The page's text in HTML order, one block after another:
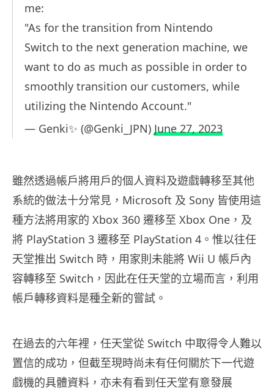
me:
"As for the transition from Nintendo
Switch to the next generation machine, we
want to do as much as possible in order to
smoothly transition our customers, while
utilizing the Nintendo Account."
— Genki✨ (@Genki_JPN) June 27, 2023
雖然透過帳戶將用戶的個人資料及遊戲轉移至其他
系統的做法十分常見，Microsoft 及 Sony 皆使用這
種方法將用家的 Xbox 360 遷移至 Xbox One，及
將 PlayStation 3 遷移至 PlayStation 4。惟以往任
天堂推出 Switch 時，用家則未能將 Wii U 帳戶內
容轉移至 Switch，因此在任天堂的立場而言，利用
帳戶轉移資料是種全新的嘗試。
在過去的六年裡，任天堂從 Switch 中取得令人難以
置信的成功，但截至現時尚未有任何關於下一代遊
戲機的具體資料，亦未有看到任天堂有意發展